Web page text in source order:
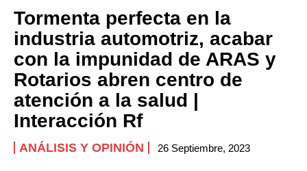
Tormenta perfecta en la
industria automotriz, acabar
con la impunidad de ARAS y
Rotarios abren centro de
atención a la salud |
Interacción Rf
ANÁLISIS Y OPINIÓN 26 Septiembre, 2023